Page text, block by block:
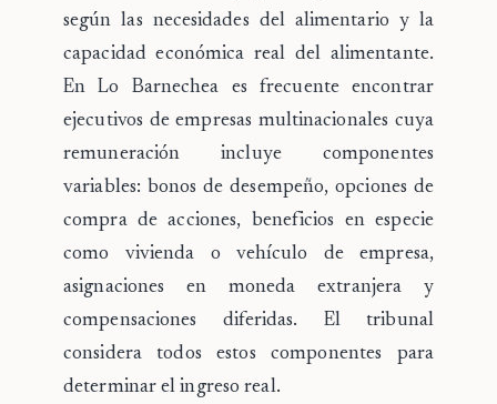
según las necesidades del alimentario y la
capacidad económica real del alimentante.
En Lo Barnechea es frecuente encontrar
ejecutivos de empresas multinacionales cuya
remuneración incluye componentes
variables: bonos de desempeño, opciones de
compra de acciones, beneficios en especie
como vivienda o vehículo de empresa,
asignaciones en moneda extranjera y
compensaciones diferidas. El tribunal
considera todos estos componentes para
determinar el ingreso real.